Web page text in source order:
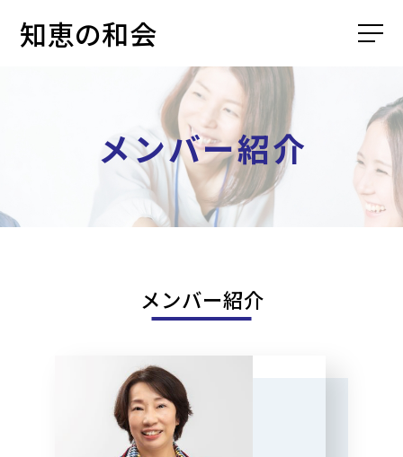
知恵の和会
メンバー紹介
メンバー紹介